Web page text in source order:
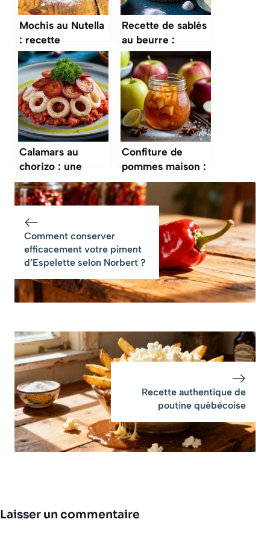
Mochis au Nutella
: recette
gourmande et
facile à réaliser
Recette de sablés
au beurre :
gourmands et
faciles à réaliser
Calamars au
chorizo : une
recette épicée et
savoureuse
Confiture de
pommes maison :
une recette facile
et savoureuse
Comment conserver
efficacement votre piment
d’Espelette selon Norbert ?
Recette authentique de
poutine québécoise
Laisser un commentaire